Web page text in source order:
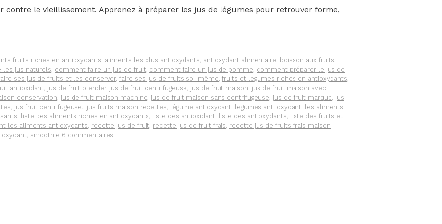
le vieillissement. Apprenez à préparer les jus de légumes pour retrouver forme,
fruits riches en antioxydants, aliments les plus antioxydants, antioxydant alimentaire, boisson aux fruits,
les jus naturels, comment faire un jus de fruit, comment faire un jus de pomme, comment préparer le jus de
ses jus de fruits et les conserver, faire ses jus de fruits soi-même, fruits et legumes riches en antioxydants,
antioxidant, jus de fruit blender, jus de fruit centrifugeuse, jus de fruit maison, jus de fruit maison avec
conservation, jus de fruit maison machine, jus de fruit maison sans centrifugeuse, jus de fruit marque, jus
, jus fruit centrifugeuse., jus fruits maison recettes, légume antioxydant, legumes anti oxydant, les aliments
, liste des aliments riches en antioxydants, liste des antioxidant, liste des antioxydants, liste des fruits et
les aliments antioxydants, recette jus de fruit, recette jus de fruit frais, recette jus de fruits frais maison,
, smoothie 6 commentaires